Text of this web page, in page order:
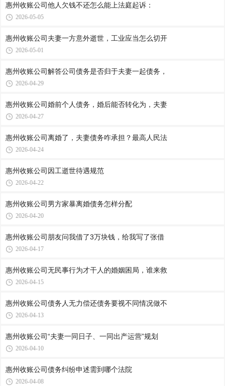
惠州收账公司​他人欠钱不还怎么能上法庭起诉：
2026-05-05
惠州收账公司​夫妻一方意外逝世，工业应当怎么切开
2026-05-01
惠州收账公司​解答公司债务是否归于夫妻一起债务，
2026-04-29
惠州收账公司​婚前个人债务，婚后能否转化为，夫妻
2026-04-27
惠州收账公司​离婚了，夫妻债务咋承担？最高人民法
2026-04-24
惠州收账公司​因工逝世待遇规范
2026-04-22
惠州收账公司​男方家暴离婚债务怎样分配
2026-04-20
惠州收账公司​朋友问我借了3万块钱，给我写了张借
2026-04-17
惠州收账公司​无民事行为才干人的婚姻困局，谁来救
2026-04-15
惠州收账公司​债务人无力偿还债务要视不同情况做不
2026-04-13
惠州收账公司​“夫妻一同日子、一同出产运营”规划
2026-04-10
惠州收账公司​债务纠纷申述需到哪个法院
2026-04-08